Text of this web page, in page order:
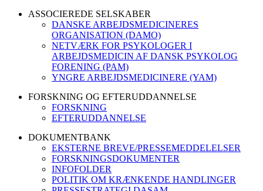
ASSOCIEREDE SELSKABER
DANSKE ARBEJDSMEDICINERES
ORGANISATION (DAMO)
NETVÆRK FOR PSYKOLOGER I
ARBEJDSMEDICIN AF DANSK PSYKOLOG
FORENING (PAM)
YNGRE ARBEJDSMEDICINERE (YAM)
FORSKNING OG EFTERUDDANNELSE
FORSKNING
EFTERUDDANNELSE
DOKUMENTBANK
EKSTERNE BREVE/PRESSEMEDDELELSER
FORSKNINGSDOKUMENTER
INFOFOLDER
POLITIK OM KRÆNKENDE HANDLINGER